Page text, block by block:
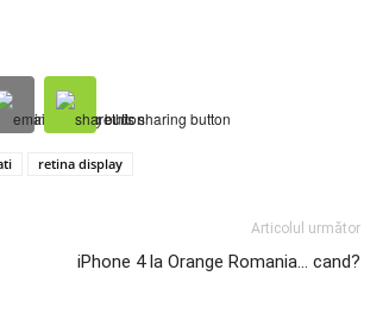
retina display
Articolul următor
iPhone 4 la Orange Romania… cand?